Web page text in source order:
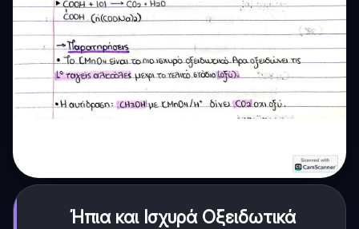
Ήπια και Ισχυρά Οξειδωτικά